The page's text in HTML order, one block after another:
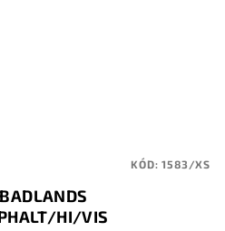
HI/VIS
KÓD:1583/XS